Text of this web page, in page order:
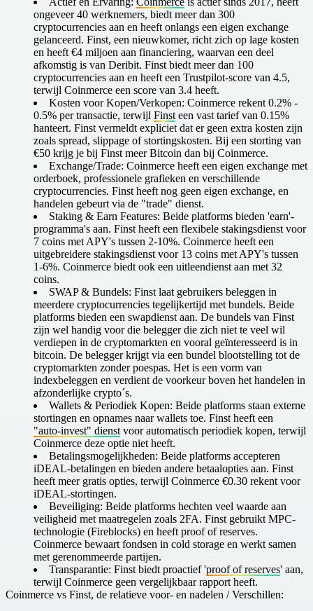
ongeveer 40 werknemers, biedt meer dan 300
cryptocurrencies aan en heeft onlangs een eigen exchange
gelanceerd. Finst, een nieuwkomer, richt zich op lage kosten
en heeft €4 miljoen aan financiering, waarvan een deel
afkomstig is van Deribit. Finst biedt meer dan 100
cryptocurrencies aan en heeft een Trustpilot-score van 4.5,
terwijl Coinmerce een score van 3.4 heeft.
Kosten voor Kopen/Verkopen: Coinmerce rekent 0.2% -
0.5% per transactie, terwijl Finst een vast tarief van 0.15%
hanteert. Finst vermeldt expliciet dat er geen extra kosten zijn
zoals spread, slippage of stortingskosten. Bij een storting van
€50 krijg je bij Finst meer Bitcoin dan bij Coinmerce.
Exchange/Trade: Coinmerce heeft een eigen exchange met
orderboek, professionele grafieken en verschillende
cryptocurrencies. Finst heeft nog geen eigen exchange, en
handelen gebeurt via de "trade" dienst.
Staking & Earn Features: Beide platforms bieden 'earn'-
programma's aan. Finst heeft een flexibele stakingsdienst voor
7 coins met APY's tussen 2-10%. Coinmerce heeft een
uitgebreidere stakingsdienst voor 13 coins met APY's tussen
1-6%. Coinmerce biedt ook een uitleendienst aan met 32
coins.
SWAP & Bundels: Finst laat gebruikers beleggen in
meerdere cryptocurrencies tegelijkertijd met bundels. Beide
platforms bieden een swapdienst aan. De bundels van Finst
zijn wel handig voor die belegger die zich niet te veel wil
verdiepen in de cryptomarkten en vooral geïnteresseerd is in
bitcoin. De belegger krijgt via een bundel blootstelling tot de
cryptomarkten zonder poespas. Het is een vorm van
indexbeleggen en verdient de voorkeur boven het handelen in
afzonderlijke crypto´s.
Wallets & Periodiek Kopen: Beide platforms staan externe
stortingen en opnames naar wallets toe. Finst heeft een
"auto-invest" dienst voor automatisch periodiek kopen, terwijl
Coinmerce deze optie niet heeft.
Betalingsmogelijkheden: Beide platforms accepteren
iDEAL-betalingen en bieden andere betaalopties aan. Finst
heeft meer gratis opties, terwijl Coinmerce €0.30 rekent voor
iDEAL-stortingen.
Beveiliging: Beide platforms hechten veel waarde aan
veiligheid met maatregelen zoals 2FA. Finst gebruikt MPC-
technologie (Fireblocks) en heeft proof of reserves.
Coinmerce bewaart fondsen in cold storage en werkt samen
met gerenommeerde partijen.
Transparantie: Finst biedt proactief 'proof of reserves' aan,
terwijl Coinmerce geen vergelijkbaar rapport heeft.
C oinmerce vs Finst, de relatieve voor- en nadelen / Verschillen: